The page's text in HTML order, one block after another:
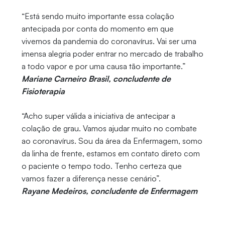
“Está sendo muito importante essa colação
antecipada por conta do momento em que
vivemos da pandemia do coronavírus. Vai ser uma
imensa alegria poder entrar no mercado de trabalho
a todo vapor e por uma causa tão importante.”
Mariane Carneiro Brasil, concludente de
Fisioterapia
“Acho super válida a iniciativa de antecipar a
colação de grau. Vamos ajudar muito no combate
ao coronavírus. Sou da área da Enfermagem, somo
da linha de frente, estamos em contato direto com
o paciente o tempo todo. Tenho certeza que
vamos fazer a diferença nesse cenário”.
Rayane Medeiros, concludente de Enfermagem